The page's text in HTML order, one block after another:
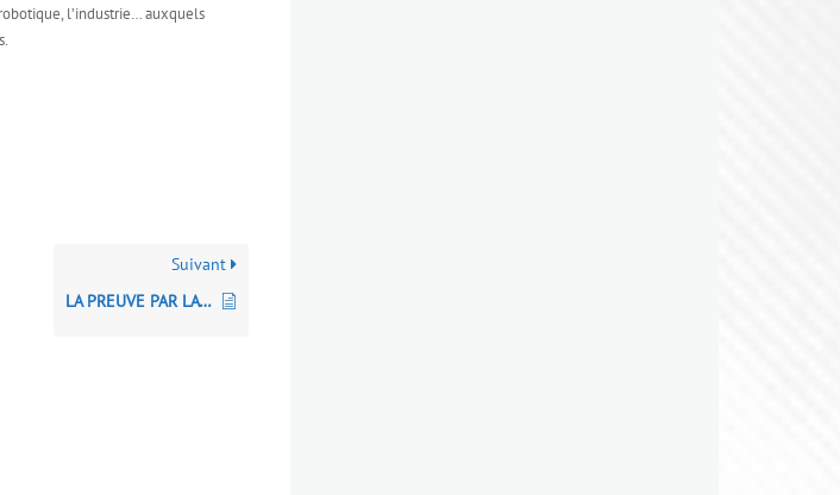
l’industrie… auxquels
Suivant
LA PREUVE PAR LA SCIENCE À la découverte de la police technique et scientifique